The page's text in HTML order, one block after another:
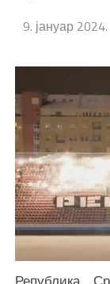
9. јануар 2024.